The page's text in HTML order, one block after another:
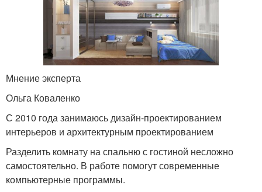
Мнение эксперта
Ольга Коваленко
С 2010 года занимаюсь дизайн-проектированием
интерьеров и архитектурным проектированием
Разделить комнату на спальню с гостиной несложно
самостоятельно. В работе помогут современные
компьютерные программы.